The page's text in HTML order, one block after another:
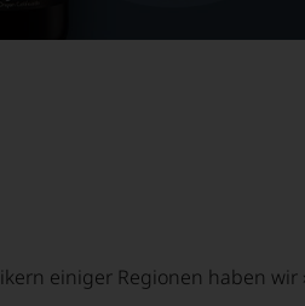
einiger Regionen haben